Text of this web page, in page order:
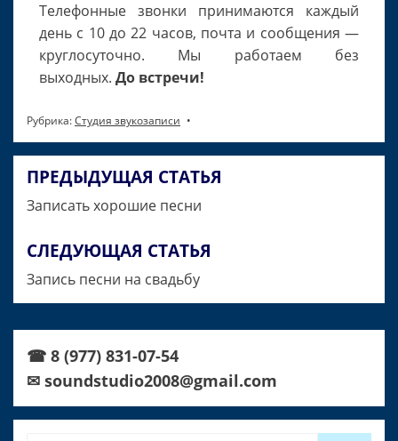
Телефонные звонки принимаются каждый
день с 10 до 22 часов, почта и сообщения —
круглосуточно. Мы работаем без
выходных. До встречи!
Рубрика:Студия звукозаписи
Навигация
по
записям
ПРЕДЫДУЩАЯ СТАТЬЯ
Записать хорошие песни
СЛЕДУЮЩАЯ СТАТЬЯ
Запись песни на свадьбу
☎ 8 (977) 831-07-54
✉ soundstudio2008@gmail.com